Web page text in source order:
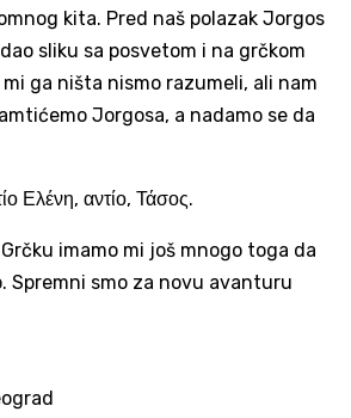
kita. Pred naš polazak Jorgos
sliku sa posvetom i na grčkom
ga ništa nismo razumeli, ali nam
Jorgosa, a nadamo se da
Ελένη, αντίο, Τάσος.
imamo mi još mnogo toga da
Spremni smo za novu avanturu